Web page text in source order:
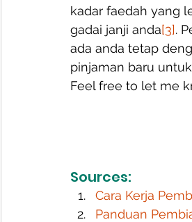
kadar faedah yang
gadai janji anda[3].
ada anda tetap
pinjaman baru
Feel free to let me
Sources:
Cara Kerja
Panduan